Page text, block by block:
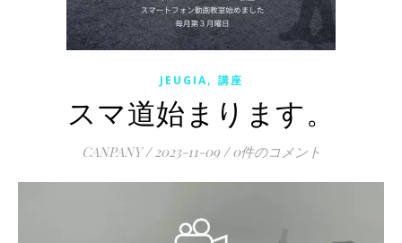
JEUGIA, 講座
スマ道始まります。
CANPANY / 2023-11-09 / 0件のコメント